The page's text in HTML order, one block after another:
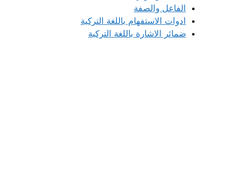
الفاعل والصفة
ادوات الاستفهام باللغة التركية
ضمائر الاشارة باللغة التركية